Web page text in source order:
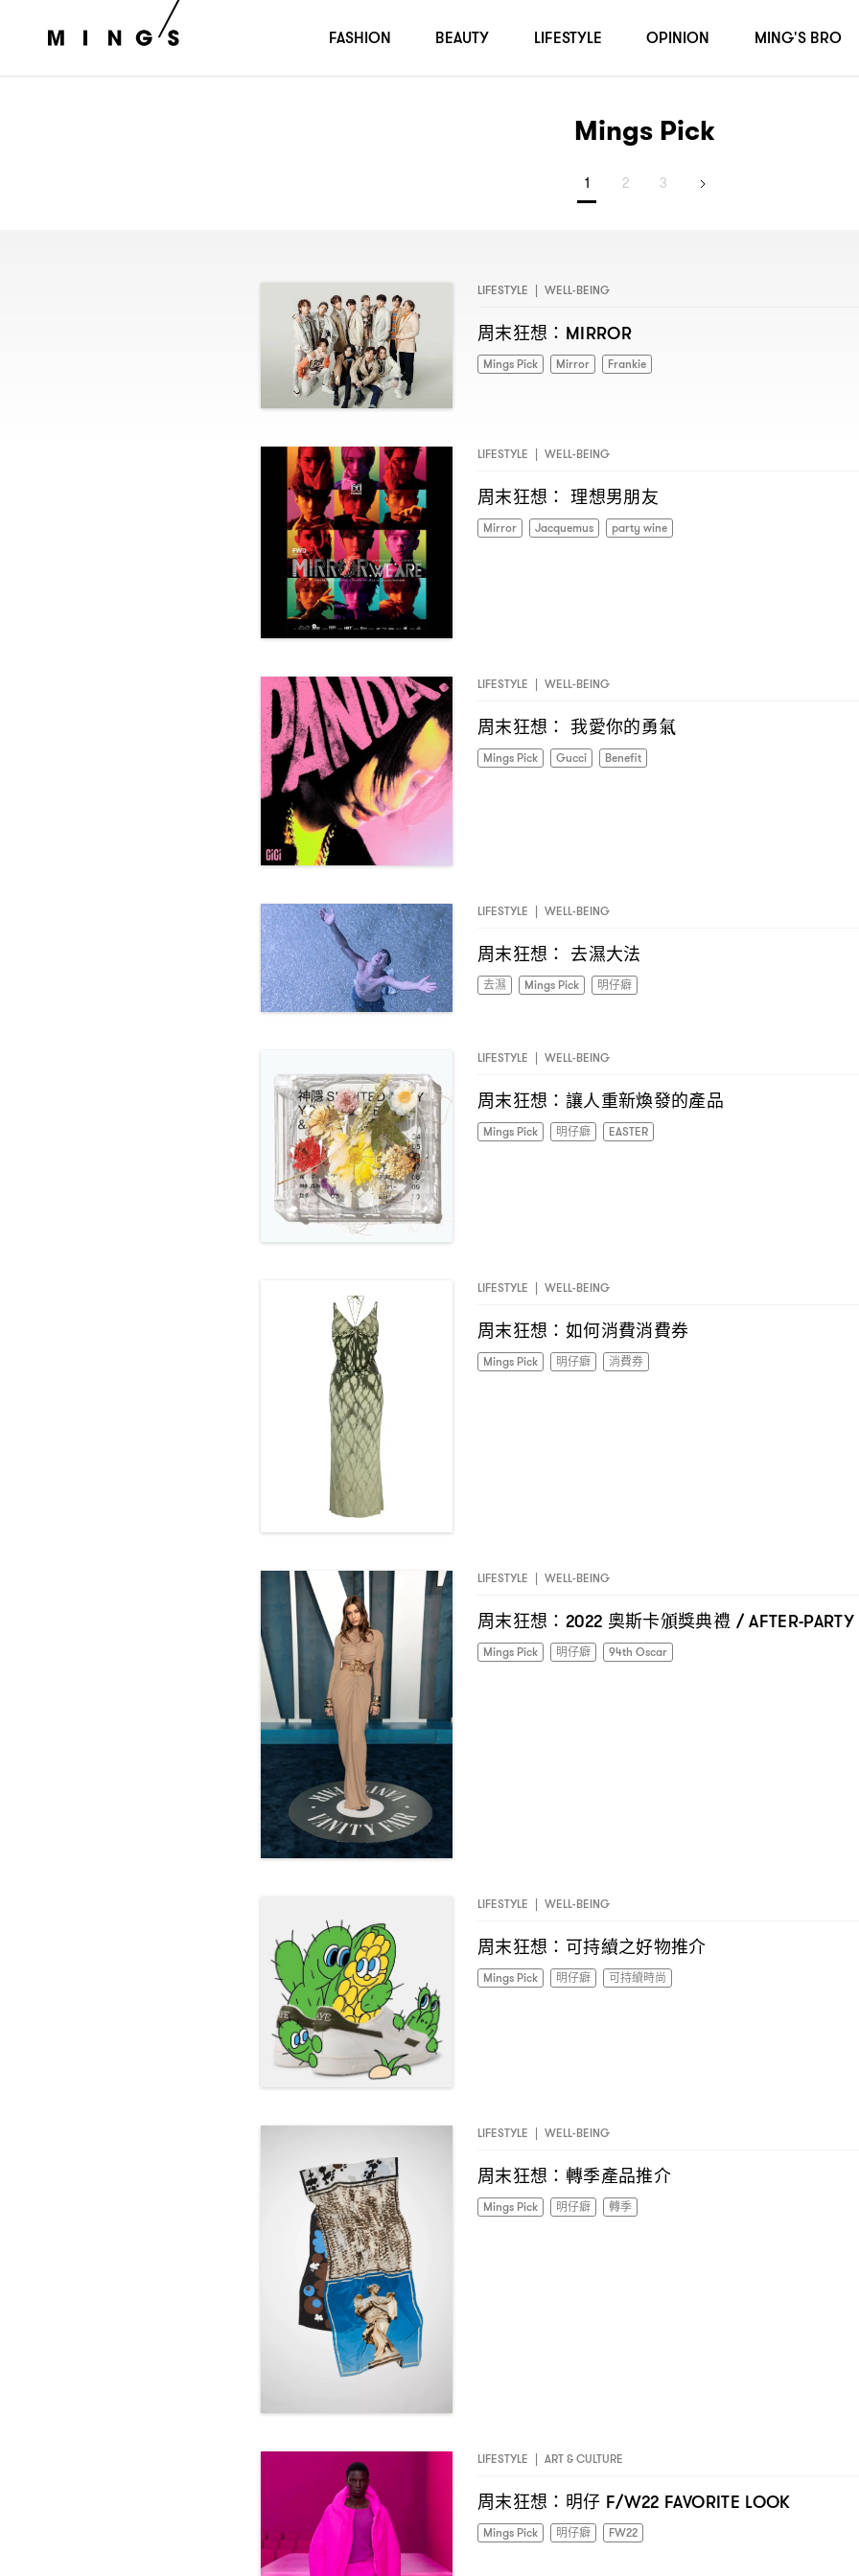
Mings Pick
1 2 3
LIFESTYLE | WELL-BEING
周末狂想 ：MIRROR
Mings Pick Mirror Frankie
LIFESTYLE | WELL-BEING
周末狂想 ：理想男朋友
Mirror Jacquemus party wine
LIFESTYLE | WELL-BEING
周末狂想 ： 我愛你的勇氣
Mings Pick Gucci Benefit
LIFESTYLE WELL-BEING
周末狂想 ： 去濕大法
去濕 Mings Pick 明仔癖
LIFESTYLE | WELL-BEING
周末狂想 ： 讓人重新煥發的產品
Mings Pick 明仔癖 EASTER
LIFESTYLE | WELL-BEING
周末狂想 ： 如何消費消費券
Mings Pick 明仔癖 消費券
LIFESTYLE | WELL-BEING
周末狂想 ：2022 奧斯卡頒獎典禮 / AFTER-PARTY
Mings Pick 明仔癖 94th Oscar
LIFESTYLE | WELL-BEING
周末狂想 ： 可持續之好物推介
Mings Pick 明仔癖 可持續時尚
LIFESTYLE | WELL-BEING
周末狂想 ： 轉季產品推介
Mings Pick 明仔癖 轉季
LIFESTYLE | ART & CULTURE
周末狂想 ： 明仔 F/W22 FAVORITE LOOK
Mings Pick 明仔癖 FW22
FASHION BEAUTY LIFESTYLE OPINION MING'S BRO